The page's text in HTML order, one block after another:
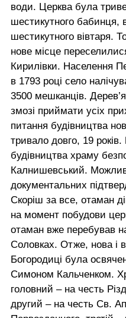
води. Церква була
шестикутного бабинця,
шестикутного вівтаря.
нове місце
Кирилівки. Населення
в 1793 році село
3500 мешканців.
змозі приймати усіх
питання будівництва
тривало довго, 19
будівництва храму
Калнишевський.
документальних
Скоріш за все, отаман
на момент побудови
отаман вже перебував
Соловках. Отже, нова і
Богородиці була
Симоном Кальченком.
головний – на честь
другий – на честь Св.